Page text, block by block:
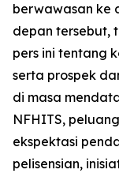
berwawasan ke
depan tersebut,
pers ini tentang
serta prospek
di masa
NFHITS,
ekspektasi
pelisensian,